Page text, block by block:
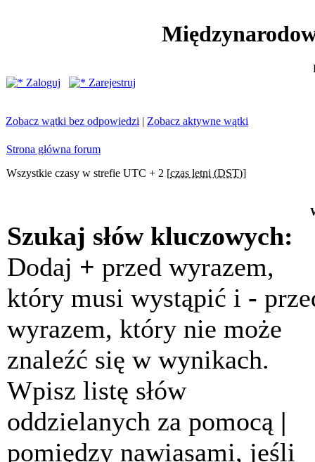
Zaloguj
Zarejestruj
Zobacz wątki bez odpowiedzi | Zobacz aktywne wątki
Strona główna forum
Wszystkie czasy w strefie UTC + 2 [czas letni (DST)]
Szukaj słów kluczowych:
Dodaj + przed wyrazem,
który musi wystąpić i -
wyrazem, który nie może
znaleźć się w wynikach.
Wpisz listę słów
oddzielanych za pomocą |
pomiędzy nawiasami, jeśli